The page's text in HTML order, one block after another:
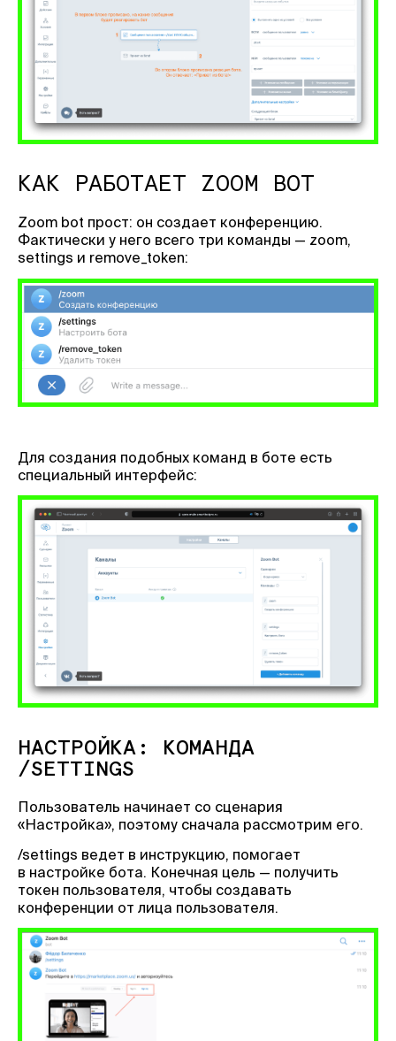
КАК РАБОТАЕТ ZOOM BOT
Zoom bot прост: он создает конференцию.
Фактически у него всего три команды — zoom,
settings и remove_token:
Для создания подобных команд в боте есть
специальный интерфейс:
НАСТРОЙКА: КОМАНДА
/SETTINGS
Пользователь начинает со сценария
«Настройка», поэтому сначала рассмотрим его.
/settings ведет в инструкцию, помогает
в настройке бота. Конечная цель — получить
токен пользователя, чтобы создавать
конференции от лица пользователя.